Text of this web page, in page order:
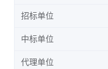
招标单位
中标单位
代理单位